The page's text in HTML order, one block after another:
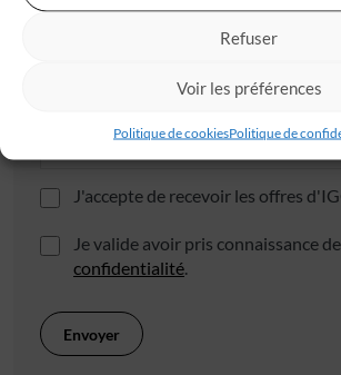
Refuser
Voir les préférences
Politique de cookiesPolitique de
Code postal*
J'accepte de recevoir les offres
Je valide avoir pris connaissance
confidentialité.